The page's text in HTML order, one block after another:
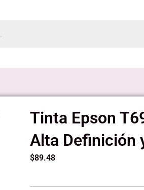
Tinta Epson
Alta Definición
$89.48